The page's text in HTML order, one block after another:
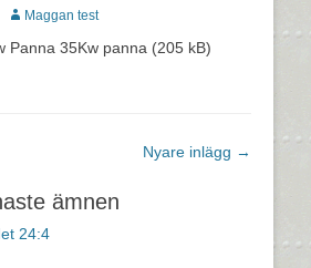
Författare
Maggan test
Panna 35Kw panna (205 kB)
Nyare inlägg →
ämnen
24:4